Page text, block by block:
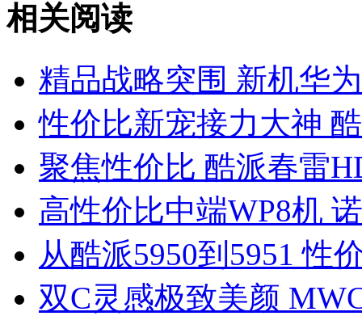
相关阅读
精品战略突围 新机华
性价比新宠接力大神
聚焦性价比 酷派春雷
高性价比中端WP8机
从酷派5950到5951 性
双C灵感极致美颜